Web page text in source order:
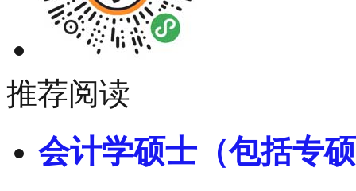
推荐阅读
会计学硕士（包括专